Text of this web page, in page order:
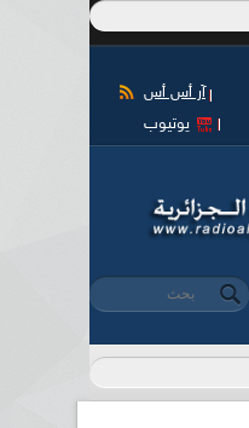
آر أس أس
يوتيوب
استمارة البحث
‏بحث ‏